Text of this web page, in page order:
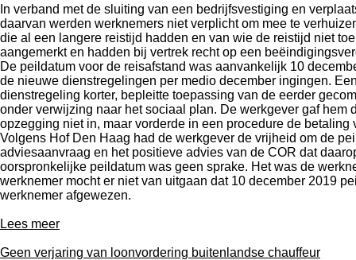
In verband met de sluiting van een bedrijfsvestiging en
daarvan werden werknemers niet verplicht om mee te
die al een langere reistijd hadden en van wie de reistijd niet
aangemerkt en hadden bij vertrek recht op een
De peildatum voor de reisafstand was aanvankelijk 10
de nieuwe dienstregelingen per medio december ingingen.
dienstregeling korter, bepleitte toepassing van de eerder
onder verwijzing naar het sociaal plan. De werkgever gaf
opzegging niet in, maar vorderde in een procedure de betaling
Volgens Hof Den Haag had de werkgever de vrijheid om de
adviesaanvraag en het positieve advies van de COR dat
oorspronkelijke peildatum was geen sprake. Het was de
werknemer mocht er niet van uitgaan dat 10 december 2019
werknemer afgewezen.
Lees meer
Geen verjaring van loonvordering buitenlandse chauffeur